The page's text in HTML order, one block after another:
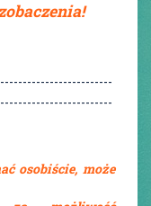
osobiście, może